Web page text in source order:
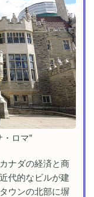
ロマ”
ナダの経済と商
代的なビルが建
ウンの北部に塀